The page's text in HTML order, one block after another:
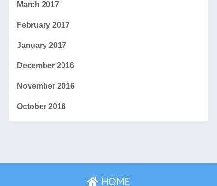
March 2017
February 2017
January 2017
December 2016
November 2016
October 2016
HOME